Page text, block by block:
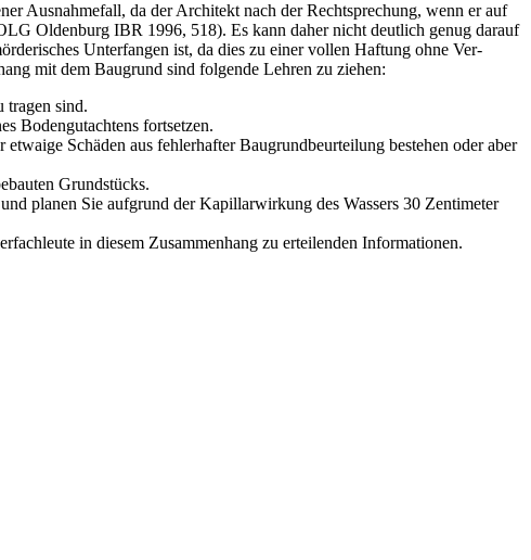
Ausnahmefall, da der Architekt nach der Rechtsprechung, wenn er auf
Oldenburg IBR 1996, 518). Es kann daher nicht deutlich genug darauf
Unterfangen ist, da dies zu einer vollen Haftung ohne ­Ver­
mit dem Baugrund sind folgende Lehren zu ziehen:
tragen sind.
Bodengutachtens fortsetzen.
Schäden aus fehlerhafter Baugrundbeurteilung bestehen oder aber
Grundstücks.
planen Sie aufgrund der Kapillarwirkung des Wassers 30 Zentimeter
in diesem Zusammenhang zu erteilenden Informationen.